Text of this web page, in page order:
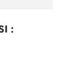
: